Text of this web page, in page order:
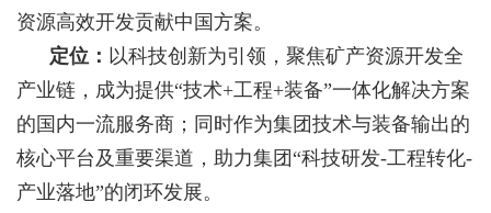
资源高效开发贡献中国方案。
定位： 以科技创新为引领，聚焦矿产资源开发全
产业链，成为提供“技术+工程+装备”一体化解决方案
的国内一流服务商；同时作为集团技术与装备输出的
核心平台及重要渠道，助力集团“科技研发-工程转化-
产业落地”的闭环发展。